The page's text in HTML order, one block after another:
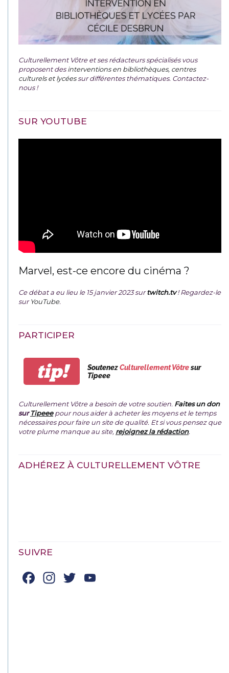
Culturellement Vôtre et ses rédacteurs spécialisés vous
proposent desinterventions en bibliothèques, centres
culturels et lycéessur différentes thématiques. Contactez-
nous !
SUR YOUTUBE
Marvel, est-ce encore du cinéma ?
Ce débat a eu lieu le 15 janvier 2023 surtwitch.tv ! Regardez-le
surYouTube.
PARTICIPER
tip! SoutenezCulturellement Vôtresur
Tipeee
Culturellement Vôtre a besoin de votre soutien. Faites un don
surTipeeepour nous aider à acheter les moyens et le temps
nécessaires pour faire un site de qualité. Et si vous pensez que
votre plume manque au site, rejoignez la rédaction.
ADHÉREZ À CULTURELLEMENT VÔTRE
SUIVRE
Facebook
Instagram
Twitter